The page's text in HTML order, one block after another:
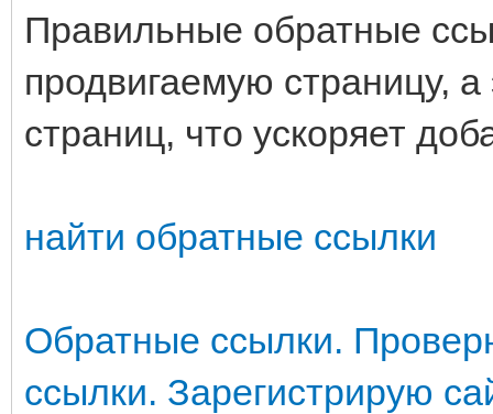
Правильные обратные
продвигаемую страницу,
страниц, что ускоряет
найти обратные ссылки
Обратные ссылки.
ссылки. Зарегистрирую